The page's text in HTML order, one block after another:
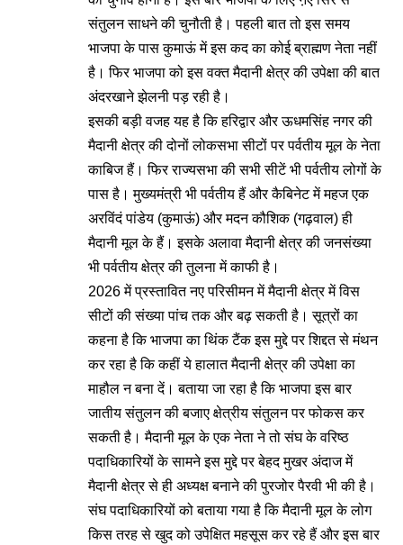
संतुलन साधने की चुनौती है। पहली बात तो इस समय
भाजपा के पास कुमाऊं में इस कद का कोई ब्राह्मण नेता नहीं
है। फिर भाजपा को इस वक्त मैदानी क्षेत्र की उपेक्षा की बात
अंदरखाने झेलनी पड़ रही है।
इसकी बड़ी वजह यह है कि हरिद्वार और ऊधमसिंह नगर की
मैदानी क्षेत्र की दोनों लोकसभा सीटों पर पर्वतीय मूल के नेता
काबिज हैं। फिर राज्यसभा की सभी सीटें भी पर्वतीय लोगों के
पास है। मुख्यमंत्री भी पर्वतीय हैं और कैबिनेट में महज एक
अरविंदं पांडेय (कुमाऊं) और मदन कौशिक (गढ़वाल) ही
मैदानी मूल के हैं। इसके अलावा मैदानी क्षेत्र की जनसंख्या
भी पर्वतीय क्षेत्र की तुलना में काफी है।
2026 में प्रस्तावित नए परिसीमन में मैदानी क्षेत्र में विस
सीटों की संख्या पांच तक और बढ़ सकती है। सूत्रों का
कहना है कि भाजपा का थिंक टैंक इस मुद्दे पर शिद्दत से मंथन
कर रहा है कि कहीं ये हालात मैदानी क्षेत्र की उपेक्षा का
माहौल न बना दें। बताया जा रहा है कि भाजपा इस बार
जातीय संतुलन की बजाए क्षेत्रीय संतुलन पर फोकस कर
सकती है। मैदानी मूल के एक नेता ने तो संघ के वरिष्ठ
पदाधिकारियों के सामने इस मुद्दे पर बेहद मुखर अंदाज में
मैदानी क्षेत्र से ही अध्यक्ष बनाने की पुरजोर पैरवी भी की है।
संघ पदाधिकारियों को बताया गया है कि मैदानी मूल के लोग
किस तरह से खुद को उपेक्षित महसूस कर रहे हैं और इस बार